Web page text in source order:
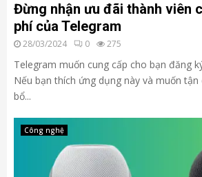
Đừng nhận ưu đãi thành viên
phí của Telegram
28/03/2024 0 275
Telegram muốn cung cấp cho bạn đăng
Nếu bạn thích ứng dụng này và muốn
bổ...
Công nghệ